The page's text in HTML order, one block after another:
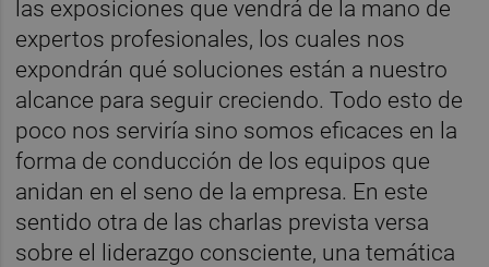
las exposiciones que vendrá de la mano de
expertos profesionales, los cuales nos
expondrán qué soluciones están a nuestro
alcance para seguir creciendo. Todo esto de
poco nos serviría sino somos eficaces en la
forma de conducción de los equipos que
anidan en el seno de la empresa. En este
sentido otra de las charlas prevista versa
sobre el liderazgo consciente, una temática